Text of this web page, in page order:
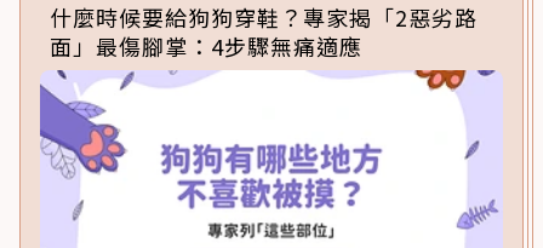
什麼時候要給狗狗穿鞋？專家揭「2惡劣路
面」最傷腳掌：4步驟無痛適應